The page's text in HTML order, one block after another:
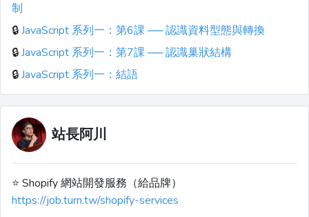
制
🔒JavaScript 系列一：第6課 ── 認識資料型態與轉換
🔒JavaScript 系列一：第7課 ── 認識巢狀結構
🔒JavaScript 系列一：結語
站長阿川
⭐️ Shopify 網站開發服務（給品牌）
https://job.turn.tw/shopify-services